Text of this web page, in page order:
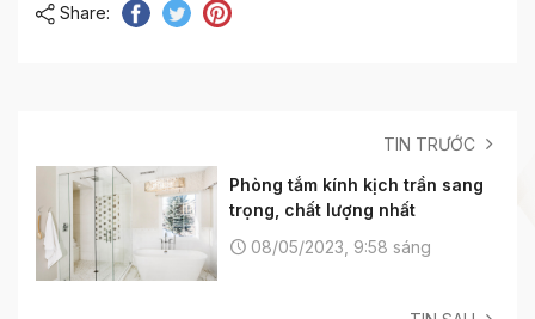
Share:
TIN TRƯỚC
Phòng tắm kính kịch trần sang
trọng, chất lượng nhất
08/05/2023, 9:58 sáng